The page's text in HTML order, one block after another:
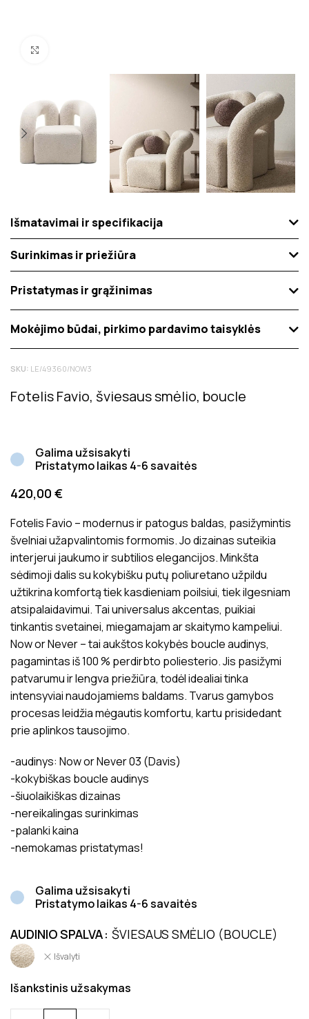
Išmatavimai ir specifikacija
Surinkimas ir priežiūra
Pristatymas ir grąžinimas
Mokėjimo būdai, pirkimo pardavimo taisyklės
SKU: LE/49360/NOW3
Fotelis Favio, šviesaus smėlio, boucle
Galima užsisakyti
Pristatymo laikas 4-6 savaitės
420,00 €
Fotelis Favio – modernus ir patogus baldas, pasižymintis
švelniai užapvalintomis formomis. Jo dizainas suteikia
interjerui jaukumo ir subtilios elegancijos. Minkšta
sėdimoji dalis su kokybišku putų poliuretano užpildu
užtikrina komfortą tiek kasdieniam poilsiui, tiek ilgesniam
atsipalaidavimui. Tai universalus akcentas, puikiai
tinkantis svetainei, miegamajam ar skaitymo kampeliui.
Now or Never – tai aukštos kokybės boucle audinys,
pagamintas iš 100 % perdirbto poliesterio. Jis pasižymi
patvarumu ir lengva priežiūra, todėl idealiai tinka
intensyviai naudojamiems baldams. Tvarus gamybos
procesas leidžia mėgautis komfortu, kartu prisidedant
prie aplinkos tausojimo.
-audinys: Now or Never 03 (Davis)
-kokybiškas boucle audinys
-šiuolaikiškas dizainas
-nereikalingas surinkimas
-palanki kaina
-nemokamas pristatymas!
Galima užsisakyti
Pristatymo laikas 4-6 savaitės
AUDINIO SPALVA ŠVIESAUS SMĖLIO (BOUCLE)
Išvalyti
Išankstinis užsakymas